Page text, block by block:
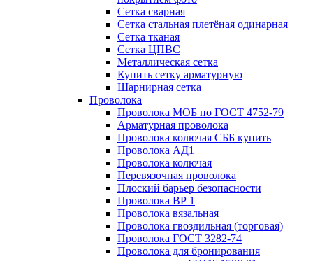
Сетка сварная
Сетка стальная плетёная одинарная
Сетка тканая
Сетка ЦПВС
Металлическая сетка
Купить сетку арматурную
Шарнирная сетка
Проволока
Проволока МОБ по ГОСТ 4752-79
Арматурная проволока
Проволока колючая СББ купить
Проволока АД1
Проволока колючая
Перевязочная проволока
Плоский барьер безопасности
Проволока ВР 1
Проволока вязальная
Проволока гвоздильная (торговая)
Проволока ГОСТ 3282-74
Проволока для бронирования